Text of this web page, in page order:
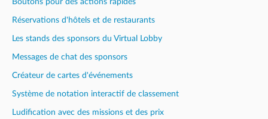
Boutons pour des actions rapides
Réservations d'hôtels et de restaurants
Les stands des sponsors du Virtual Lobby
Messages de chat des sponsors
Créateur de cartes d'événements
Système de notation interactif de classement
Ludification avec des missions et des prix